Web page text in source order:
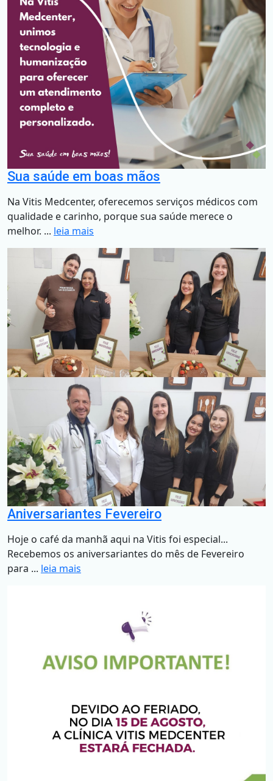
Sua saúde em boas mãos
Na Vitis Medcenter, oferecemos serviços médicos com
qualidade e carinho, porque sua saúde merece o
melhor. ... leia mais
Aniversariantes Fevereiro
Hoje o café da manhã aqui na Vitis foi especial...
Recebemos os aniversariantes do mês de Fevereiro
para ... leia mais